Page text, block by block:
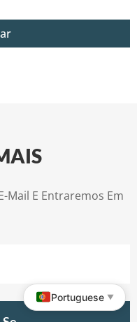
Mail E Entraremos Em
Portuguese ▼